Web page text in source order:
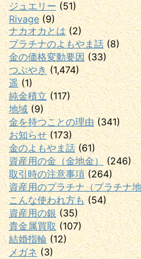
ジュエリー (51)
Rivage (9)
ナカオカとは(2)
プラチナのよもやま話 (8)
金の価格変動要因 (33)
つぶやき (1,474)
遥 (1)
純金積立(117)
地域 (9)
金を持つことの理由 (341)
お知らせ(173)
金のよもやま話 (61)
資産用の金（金地金）
(246)
取引時の注意事項 (264)
資産用のプラチナ（プラチナ地
こんな使われ方も (54)
資産用の銀 (35)
貴金属買取 (107)
結婚指輪 (12)
メガネ (3)